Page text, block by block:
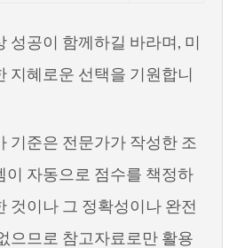
성공이 함께하길 바라며, 미
지혜로운 선택을 기원합니
기준은 전문가가 작성한 조
이 자동으로 점수를 책정하
것이나 그 정확성이나 완전
으므로 참고자료로만 활용